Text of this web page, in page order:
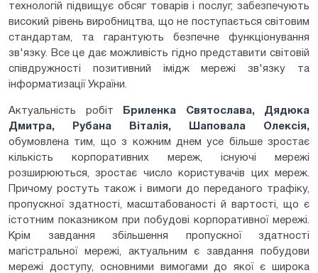
технологій підвищує обсяг товарів і послуг, забезпечують
високий рівень виробництва, що не поступається світовим
стандартам, та гарантують безпечне функціонування
зв'язку. Все це дає можливість гідно представити світовій
співдружності позитивний імідж мережі зв'язку та
інформатизації України.
Актуальність робіт
Бриленка Святослава, Дядюка
Дмитра, Рубана Віталія, Шаповала Олексія,
обумовлена тим, що з кожним днем усе більше зростає
кількість корпоративних мереж, існуючі мережі
розширюються, зростає число користувачів цих мереж.
Причому ростуть також і вимоги до переданого трафіку,
пропускної здатності, масштабованості й вартості, що є
істотним показником при побудові корпоративної мережі.
Крім завдання збільшення пропускної здатності
магістральної мережі, актуальним є завдання побудови
мережі доступу, основними вимогами до якої є широка